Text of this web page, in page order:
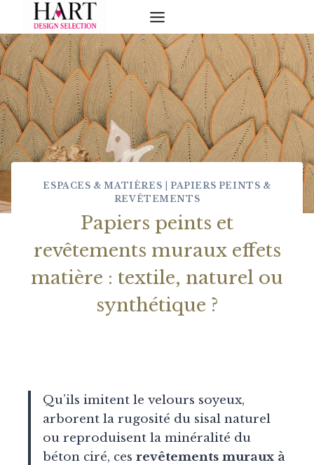
content
ESPACES & MATIÈRES
PAPIERS PEINTS &
REVÊTEMENTS
Papiers peints et
revêtements muraux effets
matière : textile, naturel ou
synthétique ?
Qu’ils imitent le velours soyeux,
arborent la rugosité du sisal naturel
ou reproduisent la minéralité du
béton ciré, ces revêtements muraux à